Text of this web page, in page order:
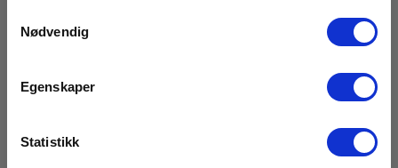
Nødvendig
Egenskaper
Statistikk
Ø160xH100mm
IEC 61010 Kategori:
Kat III 1000V- Kat IV 600V
Farge: